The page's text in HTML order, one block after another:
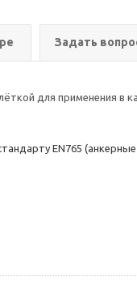
Задать
для применения в
EN765